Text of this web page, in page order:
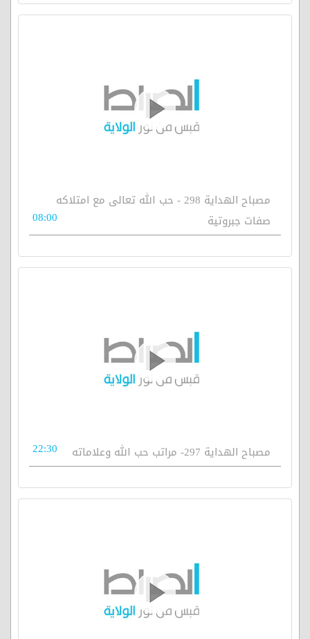
مصباح الهداية 298 - حب الله تعالى مع امتلاكه
صفات جبروتية
08:00
مصباح الهداية 297- مراتب حب الله وعلاماته 22:30